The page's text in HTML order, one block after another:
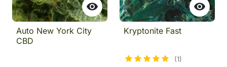

Auto New York City
CBD

Kryptonite Fast
(1)